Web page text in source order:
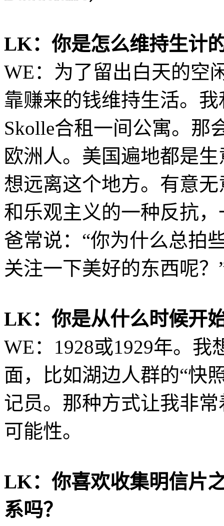
LK：你是怎么维持生计
WE：为了留出白天的空
靠赚来的钱维持生活。我
Skolle合租一间公寓。那
欧洲人。美国遍地都是
想远离这个地方。有意
和乐观主义的一种反抗
爸常说：“你为什么总拍
关注一下美好的东西呢？
LK：你是从什么时候开
WE：1928或1929年。
面，比如湖边人群的“快
记员。那种方式让我非
可能性。
LK：你喜欢收集明信片
系吗？